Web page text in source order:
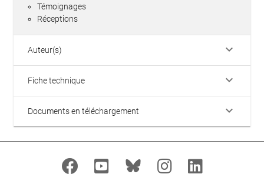
Témoignages
Réceptions
Auteur(s) keyboard_arrow_down
Fiche technique keyboard_arrow_down
Documents en téléchargement keyboard_arrow_down